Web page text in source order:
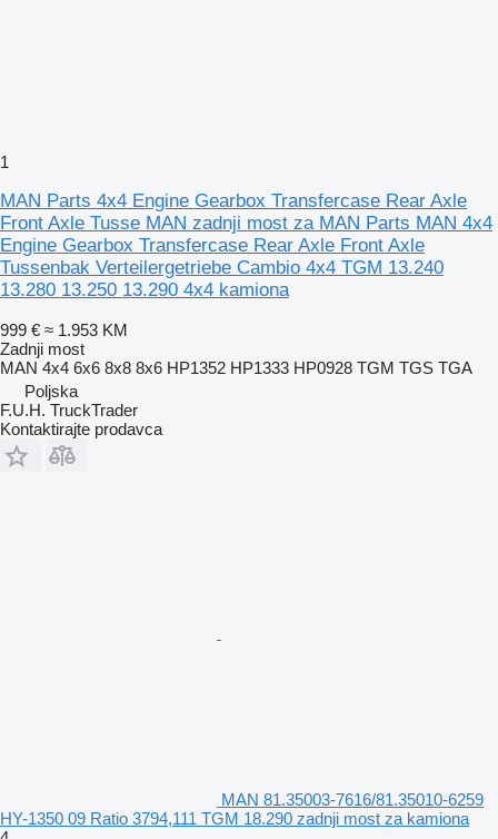
1
MAN Parts 4x4 Engine Gearbox Transfercase Rear Axle
Front Axle Tusse MAN zadnji most za MAN Parts MAN 4x4
Engine Gearbox Transfercase Rear Axle Front Axle
Tussenbak Verteilergetriebe Cambio 4x4 TGM 13.240
13.280 13.250 13.290 4x4 kamiona
999 € ≈ 1.953 KM
Zadnji most
MAN 4x4 6x6 8x8 8x6 HP1352 HP1333 HP0928 TGM TGS TGA
Poljska
F.U.H. TruckTrader
Kontaktirajte prodavca
MAN 81.35003-7616/81.35010-6259
HY-1350 09 Ratio 3794,111 TGM 18.290 zadnji most za kamiona